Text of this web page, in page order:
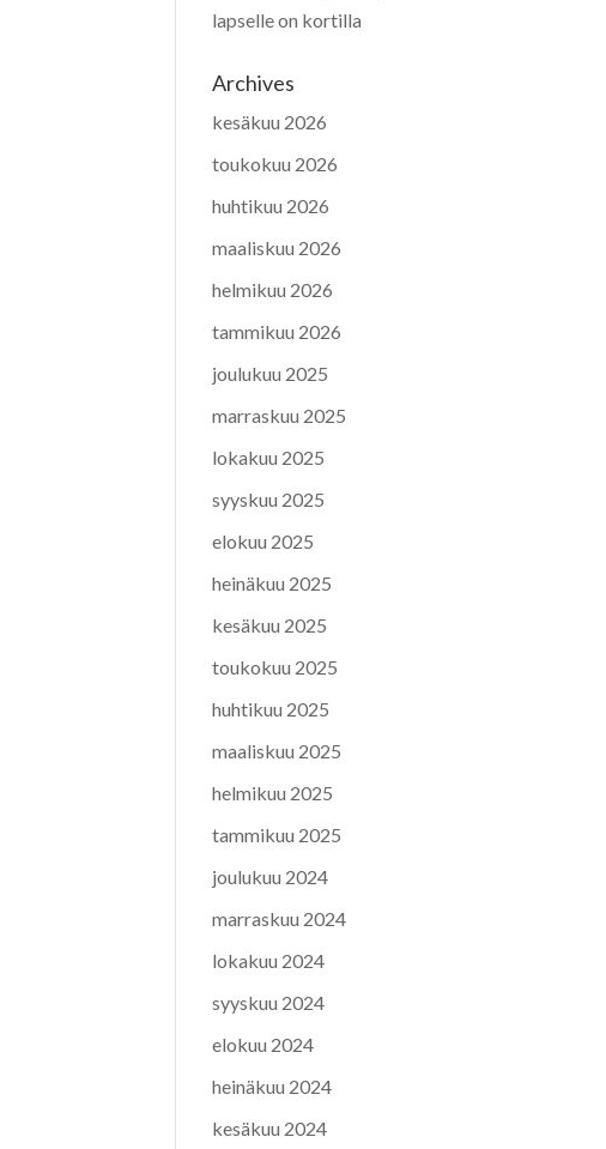
lapselle on kortilla
Archives
kesäkuu 2026
toukokuu 2026
huhtikuu 2026
maaliskuu 2026
helmikuu 2026
tammikuu 2026
joulukuu 2025
marraskuu 2025
lokakuu 2025
syyskuu 2025
elokuu 2025
heinäkuu 2025
kesäkuu 2025
toukokuu 2025
huhtikuu 2025
maaliskuu 2025
helmikuu 2025
tammikuu 2025
joulukuu 2024
marraskuu 2024
lokakuu 2024
syyskuu 2024
elokuu 2024
heinäkuu 2024
kesäkuu 2024